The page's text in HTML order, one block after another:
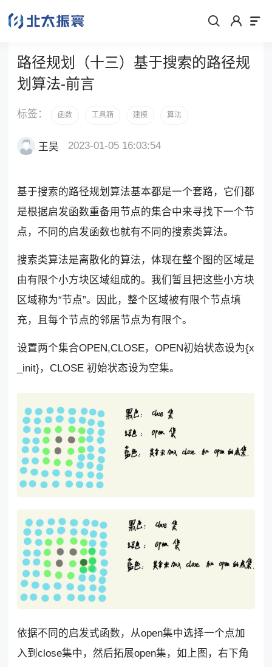
路径规划（十三）基于搜索的路径规
划算法-前言
标签： 函数 工具箱 建模 算法
王昊 2023-01-05 16:03:54
基于搜索的路径规划算法基本都是一个套路，它们都
是根据启发函数重备用节点的集合中来寻找下一个节
点，不同的启发函数也就有不同的搜索类算法。
搜索类算法是离散化的算法，体现在整个图的区域是
由有限个小方块区域组成的。我们暂且把这些小方块
区域称为“节点”。因此，整个区域被有限个节点填
充，且每个节点的邻居节点为有限个。
设置两个集合OPEN,CLOSE，OPEN初始状态设为{x
_init}，CLOSE 初始状态设为空集。
依据不同的启发式函数，从open集中选择一个点加
入到close集中，然后拓展open集，如上图，右下角